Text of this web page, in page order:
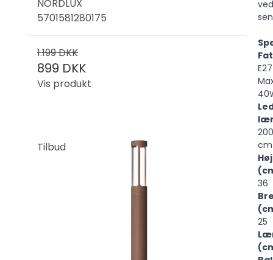
NORDLUX
5701581280175
1.199 DKK
899 DKK
Vis produkt
Tilbud
ved
E27
200
36
25